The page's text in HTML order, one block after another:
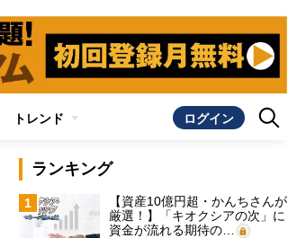
トレンド ログイン
ランキング
1
【資産10億円超・かんちさんが
厳選！】「キオクシアの次」に
資金が流れる期待の…